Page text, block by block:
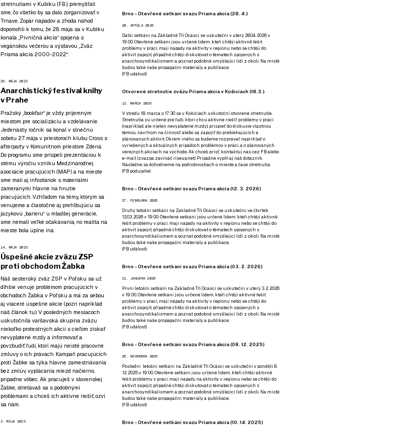
stretnutiami v Kubiku (FB), premýšľali
sme, čo všetko by sa dalo zorganizovať v
Trnave. Zopár nápadov a zhoda náhod
dopomohli k tomu, že 28. mája sa v Kubiku
konala „Pivničná akcia“ spojená s
vegánskou večerou a výstavou „Zväz
Priama akcia 2000-2022“.
29. MÁJA 2023
Anarchistický festival knihy
v Prahe
Pražský „bookfair“je vždy príjemným
miestom pre socializáciu a vzdelávanie.
Jedenásty ročník sa konal v slnečnú
sobotu 27. mája v priestoroch klubu Cross s
afterparty v Komunitnom priestore Zdena.
Do programu sme prispeli prezentáciou k
stému výročiu vzniku Medzinárodnej
asociácie pracujúcich (MAP) a na mieste
sme mali aj infostánok s materiálmi
zameranými hlavne na hnutie
pracujúcich. Vzhľadom na témy, ktorým sa
venujeme a čiastočne aj prehlbujúcu sa
jazykovú „bariéru“ u mladšej generácie,
sme nemali veľké očakávania, no realita na
mieste bola úplne iná.
14. MÁJA 2023
Úspešné akcie zväzu ZSP
proti obchodom Żabka
Náš sesterský zväz ZSP v Poľsku sa už
dlhšie venuje problémom pracujúcich v
obchodoch Žabka v Poľsku a má za sebou
aj viaceré úspešné akcie (pozri napríklad
náš článok tu). V posledných mesiacoch
uskutočnila varšavská skupina zväzu
niekoľko protestných akcií s cieľom získať
nevyplatené mzdy a informovať a
povzbudiť ľudí, ktorí majú neisté pracovné
zmluvy o ich právach. Kampaň pracujúcich
proti Žabke sa týka hlavne zamestnávania
bez zmlúv, vyplácania miezd načierno,
prípadne vôbec. Ak pracuješ v slovenskej
Žabke, stretávaš sa s podobnými
problémami a chceš ich aktívne riešiť, ozvi
sa nám.
3. MÁJA 2023
Brno - Otevřené setkání svazu Priama akcia (28. 4.)
20. APRÍLA 2026
Další setkání na Základně Tři Ocásci se uskuteční v úterý 28.04. 2026 v
19:00. Otevřené setkání jsou určené lidem, kteří chtějí aktivně řešit
problémy v práci, mají nápady na aktivity v regionu nebo se chtějí do
aktivit zapojit, případně chtějí diskutovat o tématech spojených s
anarchosyndikalismem a poznat podobně smýšlející lidi z okolí. Na místě
budou také naše propagační materiály a publikace.
(FB událost)
Otvorené stretnutie zväzu Priama akcia v Košiciach (18.3.)
12. MARCA 2026
V stredu 18. marca o 17:30 sa v Košiciach uskutoční otvorené stretnutie.
Stretnutia sú určené pre ľudí, ktorí chcú aktívne riešiť problémy v práci
(napríklad, ale nielen nevyplatené mzdy), prispieť do diskusie vlastnou
témou, návrhom na činnosť alebo sa zapojiť do prebiehajúcich a
plánovaných aktivít. Okrem iného sa budeme rozprávať napríklad o
vyriešených a aktuálnych prípadoch problémov v práci, a o plánovaných
verejných akciach na východe. Ak chceš prísť, kontaktuj nás cez FBalebo
e-mail (zvazpa zavináč riseup.net). Prípadnevyplň aj náš dotazník.
Následne sa dohodneme na podrobnostiach o mieste a čase stretnutia.
(FB podujatie)
Brno - Otevřené setkání svazu Priama akcia (12. 3. 2026)
27. FEBRUÁRA 2026
Druhý letošní setkání na Základně Tři Ocásci se uskuteční ve čtvrtek
12.03. 2026 v 19:00. Otevřené setkání jsou určené lidem, kteří chtějí aktivně
řešit problémy v práci, mají nápady na aktivity v regionu nebo se chtějí do
aktivit zapojit, případně chtějí diskutovat o tématech spojených s
anarchosyndikalismem a poznat podobně smýšlející lidi z okolí. Na místě
budou také naše propagační materiály a publikace.
(FB událost)
Brno - Otevřené setkání svazu Priama akcia (03. 2. 2026)
21. JANUÁRA 2026
První letošní setkání na Základně Tři Ocásci se uskuteční v úterý 3. 2. 2026
v 19:00. Otevřené setkání jsou určené lidem, kteří chtějí aktivně řešit
problémy v práci, mají nápady na aktivity v regionu nebo se chtějí do
aktivit zapojit, případně chtějí diskutovat o tématech spojených s
anarchosyndikalismem a poznat podobně smýšlející lidi z okolí. Na místě
budou také naše propagační materiály a publikace.
(FB událost)
Brno - Otevřené setkání svazu Priama akcia (08. 12. 2025)
26. NOVEMBRA 2025
Poslední letošní setkání na Základně Tři Ocásci se uskuteční v ponděli 8.
12. 2025 v 19:00. Otevřené setkání jsou určené lidem, kteří chtějí aktivně
řešit problémy v práci, mají nápady na aktivity v regionu nebo se chtějí do
aktivit zapojit, případně chtějí diskutovat o tématech spojených s
anarchosyndikalismem a poznat podobně smýšlející lidi z okolí. Na místě
budou také naše propagační materiály a publikace.
(FB událost)
Brno - Otevřené setkání svazu Priama akcia (10. 14. 2025)